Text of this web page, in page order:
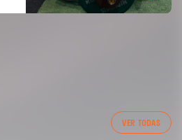
VER TODAS